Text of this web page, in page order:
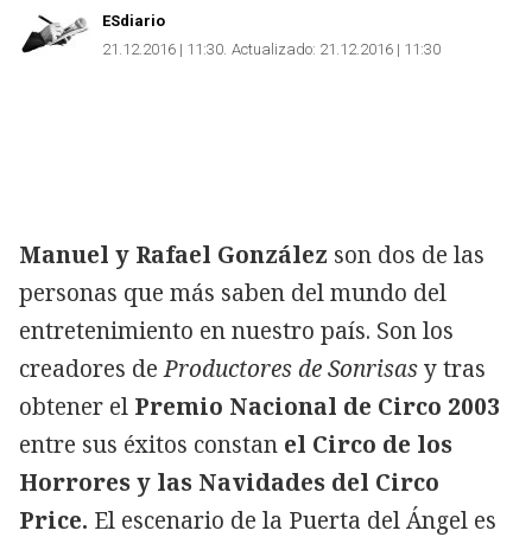
ESdiario
21.12.2016 | 11:30 Actualizado: 21.12.2016 | 11:30
Manuel y Rafael González son dos de las
personas que más saben del mundo del
entretenimiento en nuestro país. Son los
creadores deProductores de Sonrisasy tras
obtener el Premio Nacional de Circo 2003
entre sus éxitos constan el Circo de los
Horrores y las Navidades del Circo
Price. El escenario de la Puerta del Ángel es